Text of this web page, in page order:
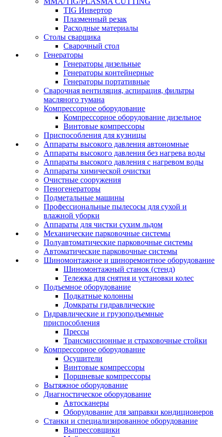
TIG Инвертор
Плазменный резак
Расходные материалы
Столы сварщика
Сварочный стол
Генераторы
Генераторы дизельные
Генераторы контейнерные
Генераторы портативные
Сварочная вентиляция, аспирация, фильтры
масляного тумана
Компрессорное оборудование
Компрессорное оборудование дизельное
Винтовые компрессоры
Приспособления для кузницы
Аппараты высокого давления автономные
Аппараты высокого давления без нагрева воды
Аппараты высокого давления с нагревом воды
Аппараты химической очистки
Очистные сооружения
Пеногенераторы
Подметальные машины
Профессиональные пылесосы для сухой и
влажной уборки
Аппараты для чистки сухим льдом
Механические парковочные системы
Полуавтоматические парковочные системы
Автоматические парковочные системы
Шиномонтажное и шиноремонтное оборудование
Шиномонтажный станок (стенд)
Тележка для снятия и установки колес
Подъемное оборудование
Подкатные колонны
Домкраты гидравлические
Гидравлические и грузоподъемные
приспособления
Прессы
Трансмиссионные и страховочные стойки
Компрессорное оборудование
Осушители
Винтовые компрессоры
Поршневые компрессоры
Вытяжное оборудование
Диагностическое оборудование
Автосканеры
Оборудование для заправки кондиционеров
Станки и специализированное оборудование
Выпрессовщики